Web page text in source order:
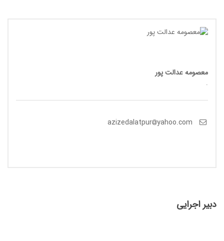
معصومه عدالت پور
.
yahoo.com
دبیر اجرایی